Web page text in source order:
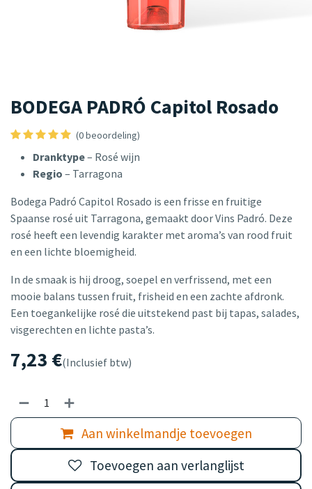
BODEGA PADRÓ Capitol Rosado
(0 beoordeling)
Dranktype– Rosé wijn
Regio – Tarragona
Bodega Padró Capitol Rosado is een frisse en fruitige
Spaanse rosé uit Tarragona, gemaakt door Vins Padró. Deze
rosé heeft een levendig karakter met aroma’s van rood fruit
en een lichte bloemigheid.
In de smaak is hij droog, soepel en verfrissend, met een
mooie balans tussen fruit, frisheid en een zachte afdronk.
Een toegankelijke rosé die uitstekend past bij tapas, salades,
visgerechten en lichte pasta’s.
7,23 €(Inclusief btw)
Aan winkelmandje toevoegen
Toevoegen aan verlanglijst